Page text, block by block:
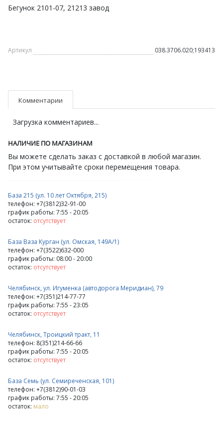
Бегунок 2101-07, 21213 завод
Артикул 038.3706.020;193413
Комментарии
Загрузка комментариев...
НАЛИЧИЕ ПО МАГАЗИНАМ
Вы можете сделать заказ с доставкой в любой магазин.
При этом учитывайте сроки перемещения товара.
База 215 (ул. 10 лет Октября, 215)
телефон: +7(3812)32-91-00
график работы: 7:55 - 20:05
остаток: отсутствует
База Ваза Курган (ул. Омская, 149А/1)
телефон: +7(3522)632-000
график работы: 08:00 - 20:00
остаток: отсутствует
Челябинск, ул. Игуменка (автодорога Меридиан), 79
телефон: +7(351)214-77-77
график работы: 7:55 - 23:05
остаток: отсутствует
Челябинск, Троицкий тракт, 11
телефон: 8(351)214-66-66
график работы: 7:55 - 20:05
остаток: отсутствует
База Семь (ул. Семиреченская, 101)
телефон: +7(3812)90-01-03
график работы: 7:55 - 20:05
остаток: мало